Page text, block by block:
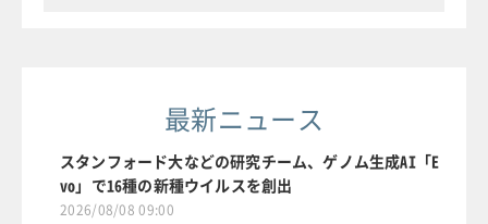
最新ニュース
スタンフォード大などの研究チーム、ゲノム生成AI「E
vo」で16種の新種ウイルスを創出
2026/08/08 09:00